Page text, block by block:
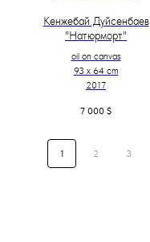
Кенжебай Дуйсенбаев
"Натюрморт"
oil on canvas
93 x 64 cm
2017
7 000 $
1 2 3